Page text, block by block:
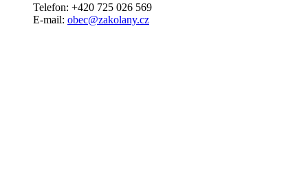
Telefon: +420 725 026 569
E-mail: obec@zakolany.cz